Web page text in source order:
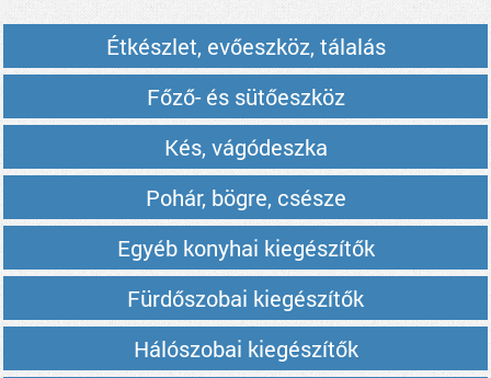
Étkészlet, evőeszköz, tálalás
Főző- és sütőeszköz
Kés, vágódeszka
Pohár, bögre, csésze
Egyéb konyhai kiegészítők
Fürdőszobai kiegészítők
Hálószobai kiegészítők